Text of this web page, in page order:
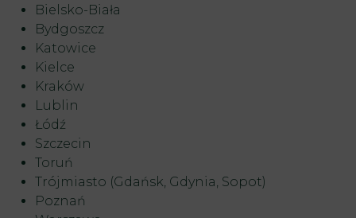
Bielsko-Biała
Bydgoszcz
Katowice
Kielce
Kraków
Lublin
Łódź
Szczecin
Toruń
Trójmiasto (Gdańsk, Gdynia, Sopot)
Poznań